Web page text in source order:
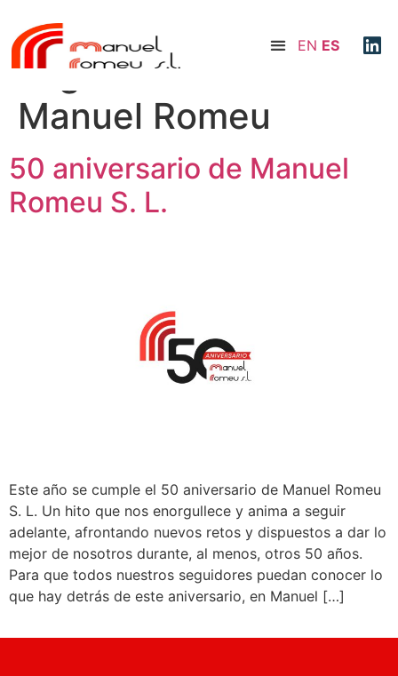
EN ES
Tag:50 aniversario
Manuel Romeu
50 aniversario de Manuel
Romeu S. L.
Este año se cumple el 50 aniversario de Manuel Romeu
S. L. Un hito que nos enorgullece y anima a seguir
adelante, afrontando nuevos retos y dispuestos a dar lo
mejor de nosotros durante, al menos, otros 50 años.
Para que todos nuestros seguidores puedan conocer lo
que hay detrás de este aniversario, en Manuel […]